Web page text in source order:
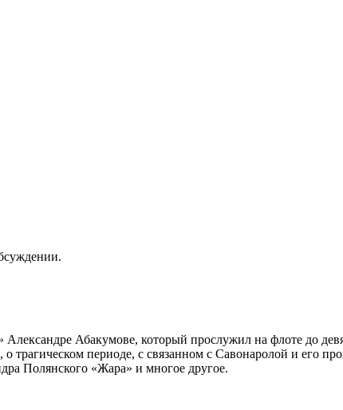
Абакумове, который прослужил на флоте до
периоде, с связанном с Савонаролой и его
Полянского «Жара» и многое другое.